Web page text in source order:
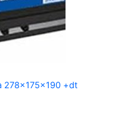
278x175x190 +dt